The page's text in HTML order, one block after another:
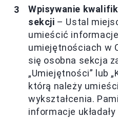
Wpisywanie
sekcji – Ustal
umieścić
umiejętnościach w
się osobna sekcja
„Umiejętności” lub
którą należy
wykształcenia.
informacje